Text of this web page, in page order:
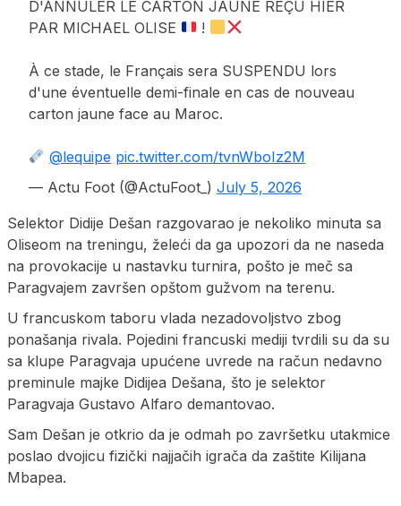
D'ANNULER LE CARTON JAUNE REÇU HIER
PAR MICHAEL OLISE
!
À ce stade, le Français sera SUSPENDU lors
d'une éventuelle demi-finale en cas de nouveau
carton jaune face au Maroc.
@lequipe pic.twitter.com/tvnWboIz2M
— Actu Foot (@ActuFoot_) July 5, 2026
Selektor Didije Dešan razgovarao je nekoliko minuta sa
Oliseom na treningu, želeći da ga upozori da ne naseda
na provokacije u nastavku turnira, pošto je meč sa
Paragvajem završen opštom gužvom na terenu.
U francuskom taboru vlada nezadovoljstvo zbog
ponašanja rivala. Pojedini francuski mediji tvrdili su da su
sa klupe Paragvaja upućene uvrede na račun nedavno
preminule majke Didijea Dešana, što je selektor
Paragvaja Gustavo Alfaro demantovao.
Sam Dešan je otkrio da je odmah po završetku utakmice
poslao dvojicu fizički najjačih igrača da zaštite Kilijana
Mbapea.